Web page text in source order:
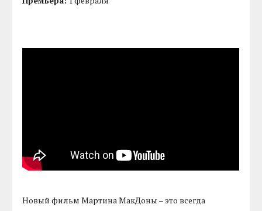
Новый фильм Мартина МакДоны – это всегда